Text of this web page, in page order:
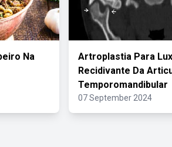
Na
Artroplastia Para
Recidivante Da
Temporomandibular
07 September 2024